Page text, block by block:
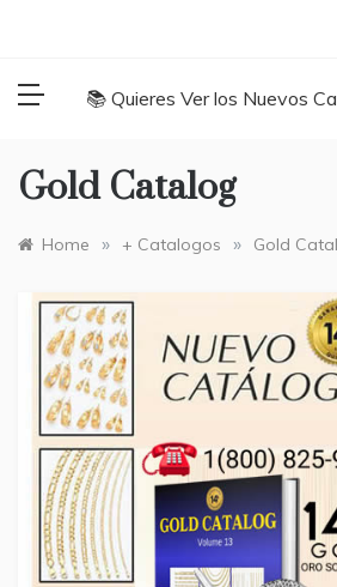
📚 Quieres Ver los Nuevos
Gold Catalog
Home » + Catalogos » Gold